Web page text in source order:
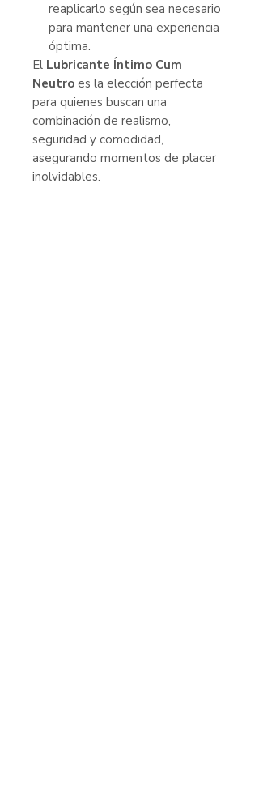
reaplicarlo según sea necesario
para mantener una experiencia
óptima.
El Lubricante Íntimo Cum
Neutro es la elección perfecta
para quienes buscan una
combinación de realismo,
seguridad y comodidad,
asegurando momentos de placer
inolvidables.